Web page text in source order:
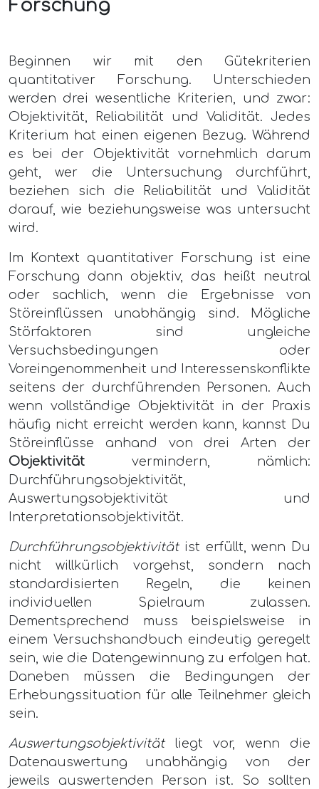
Forschung
Beginnen wir mit den Gütekriterien
quantitativer Forschung. Unterschieden
werden drei wesentliche Kriterien, und zwar:
Objektivität, Reliabilität und Validität. Jedes
Kriterium hat einen eigenen Bezug. Während
es bei der Objektivität vornehmlich darum
geht, wer die Untersuchung durchführt,
beziehen sich die Reliabilität und Validität
darauf, wie beziehungsweise was untersucht
wird.
Im Kontext quantitativer Forschung ist eine
Forschung dann objektiv, das heißt neutral
oder sachlich, wenn die Ergebnisse von
Störeinflüssen unabhängig sind. Mögliche
Störfaktoren sind ungleiche
Versuchsbedingungen oder
Voreingenommenheit und Interessenskonflikte
seitens der durchführenden Personen. Auch
wenn vollständige Objektivität in der Praxis
häufig nicht erreicht werden kann, kannst Du
Störeinflüsse anhand von drei Arten der
Objektivität vermindern, nämlich:
Durchführungsobjektivität,
Auswertungsobjektivität und
Interpretationsobjektivität.
Durchführungsobjektivitätist erfüllt, wenn Du
nicht willkürlich vorgehst, sondern nach
standardisierten Regeln, die keinen
individuellen Spielraum zulassen.
Dementsprechend muss beispielsweise in
einem Versuchshandbuch eindeutig geregelt
sein, wie die Datengewinnung zu erfolgen hat.
Daneben müssen die Bedingungen der
Erhebungssituation für alle Teilnehmer gleich
sein.
Auswertungsobjektivität liegt vor, wenn die
Datenauswertung unabhängig von der
jeweils auswertenden Person ist. So sollten